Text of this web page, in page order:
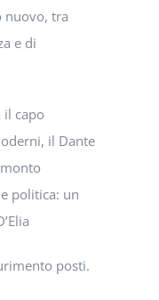
nuovo, tra
e di
il capo
il Dante
politica: un
posti.